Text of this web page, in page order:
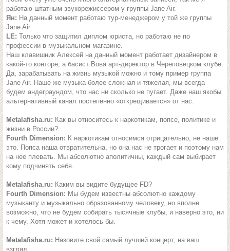
работаю штатным звукорежиссером у группы Jane Air.
Ян: На данный момент работаю тур-менеджером у той же группы
Jane Air.
LE: Только что защитил диплом юриста, но работаю не по
профессии в музыкальном магазине.
Наш клавишник Алексей на данный момент работает дизайнером в
какой-то конторе, а басист Вова арт-директор в Череповецком клубе.
Да, зарабатывать на жизнь музыкой можно и тому пример группа
Jane Air. Наше же музыка более сложная и тяжелая, мы всегда
будем андеграундом, что нас ни сколько не пугает. Даже наш якобы
альтернативный канал постепенно «открещивается» от нас.
Metalafisha.ru: Как вы относитесь к наркотикам, попсе, политике и
жизни в России?
Fourth Dimension: К наркотикам относимся отрицательно, не наше
это. Попса наша отвратительна, но она нас не трогает и поэтому нам
на нее плевать. Мы абсолютно аполитичны, каждый сам выбирает
кому подчинять себя.
Metalafisha.ru: Каким вы видите будущее FD?
Fourth Dimension: Мы будем известны абсолютно каждому
музыканту и музыкально образованному человеку, но вполне
возможно, что не будем собирать тысячные клубы, и наверно это, ни
к чему. Хотя может и хотелось бы.
Metalafisha.ru: Назовите свой самый лучший концерт, на ваш
взгляд.